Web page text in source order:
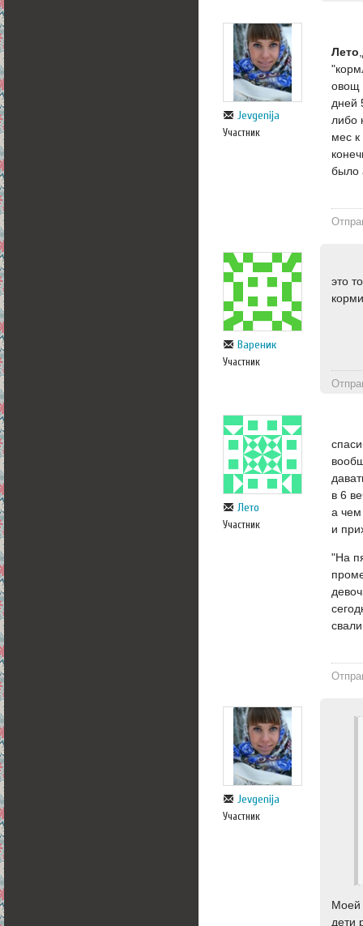
Jevgenija
Участник
Лето
овощ
дней
либо
мес
было
Вареник
Участник
это
Лето
Участник
в 6
а
и
"На
Jevgenija
Участник
Моей
дети